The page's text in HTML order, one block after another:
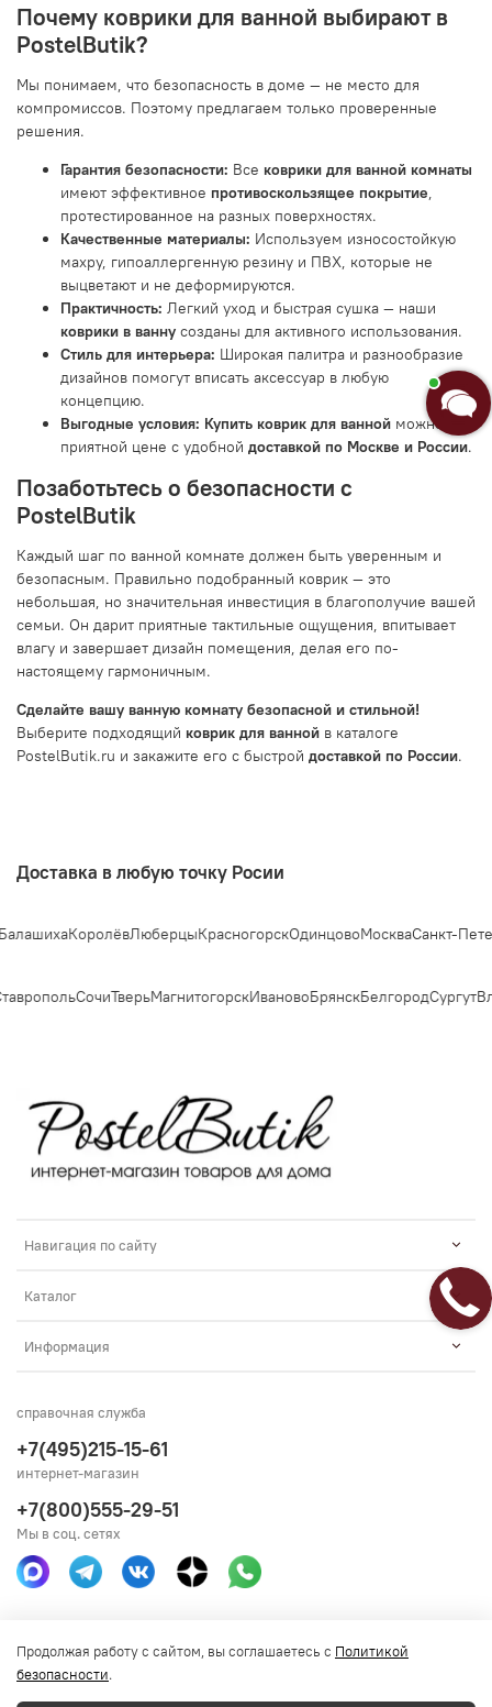
Почему коврики для ванной выбирают в
PostelButik?
Мы понимаем, что безопасность в доме — не место для
компромиссов. Поэтому предлагаем только проверенные
решения.
Гарантия безопасности: Все коврики для ванной комнаты
имеют эффективное противоскользящее покрытие
протестированное на разных поверхностях.
Качественные материалы: Используем износостойкую
махру, гипоаллергенную резину и ПВХ, которые не
выцветают и не деформируются.
Практичность: Легкий уход и быстрая сушка — наши
коврики в ванну созданы для активного использования.
Стиль для интерьера: Широкая палитра и разнообразие
дизайнов помогут вписать аксессуар в любую
концепцию.
Выгодные условия: Купить коврик для ванной можно по
приятной цене с удобной доставкой по Москве и России.
Позаботьтесь о безопасности с
PostelButik
Каждый шаг по ванной комнате должен быть уверенным и
безопасным. Правильно подобранный коврик — это
небольшая, но значительная инвестиция в благополучие вашей
семьи. Он дарит приятные тактильные ощущения, впитывает
влагу и завершает дизайн помещения, делая его по-
настоящему гармоничным.
Сделайте вашу ванную комнату безопасной и стильной!
Выберите подходящий коврик для ванной в каталоге
PostelButik.ru и закажите его с быстрой доставкой по России.
Доставка в любую точку Росии
КоролёвЛюберцыКрасногорскОдинцовоМоскваСанкт-Петербург
СочиТверьМагнитогорскИвановоБрянскБелгородСургут
Навигация по сайту
Каталог
Информация
Получить консультацию
справочная служба
+7(495)215-15-61
интернет-магазин
+7(800)555-29-51
Мы в соц. сетях
Продолжая работу с сайтом, вы соглашаетесь с Политикой
безопасности.